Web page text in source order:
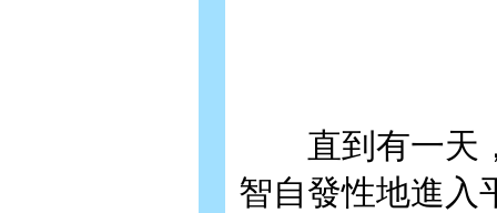
直到有一天，
智自發性地進入